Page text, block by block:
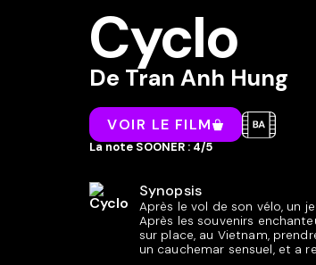
Cyclo
De Tran Anh Hung
VOIR LE FILM
La note SOONER : 4/5
Synopsis
Après le vol de son vélo, un
Après les souvenirs
sur place, au Vietnam,
un cauchemar sensuel, et a